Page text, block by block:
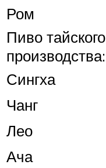
Ром
Пиво тайского
производства:
Сингха
Чанг
Лео
Ача